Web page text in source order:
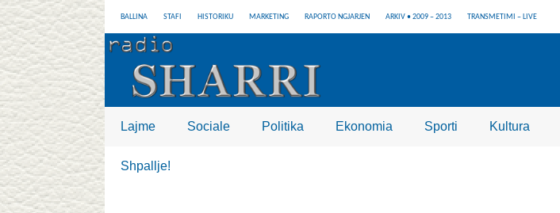
BALLINA STAFI HISTORIKU MARKETING RAPORTO NGJARJEN ARKIV • 2009 – 2013 TRANSMETIMI – LIVE
Lajme Sociale Politika Ekonomia Sporti Kultura
Shpallje!